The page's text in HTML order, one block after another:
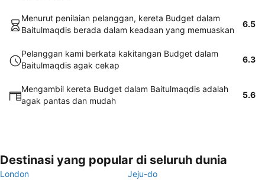
Menurut penilaian pelanggan, kereta Budget dalam
Baitulmaqdis berada dalam keadaan yang memuaskan
6.5
Pelanggan kami berkata kakitangan Budget dalam
Baitulmaqdis agak cekap
6.3
Mengambil kereta Budget dalam Baitulmaqdis adalah
agak pantas dan mudah
5.6
Destinasi yang popular di seluruh dunia
London
Jeju-do